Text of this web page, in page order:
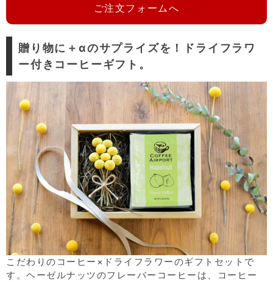
ご注文フォームへ
贈り物に＋αのサプライズを！ドライフラワ
ー付きコーヒーギフト。
こだわりのコーヒー×ドライフラワーのギフトセットで
す。ヘーゼルナッツのフレーバーコーヒーは、コーヒー